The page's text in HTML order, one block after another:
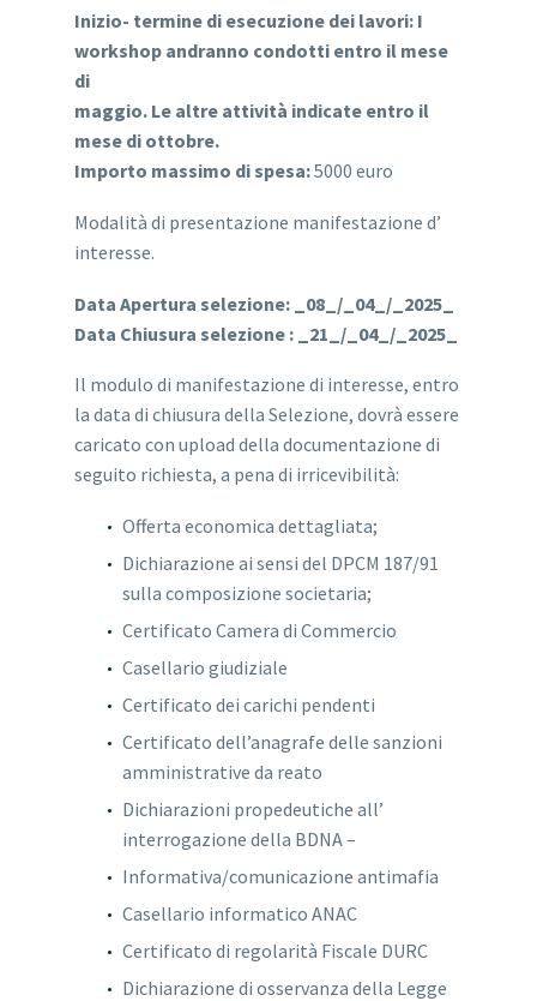
Inizio- termine di esecuzione dei lavori: I
workshop andranno condotti entro il mese
di
maggio. Le altre attività indicate entro il
mese di ottobre.
Importo massimo di spesa:5000 euro
Modalità di presentazione manifestazione d’
interesse.
Data Apertura selezione: _08_/_04_/_2025_
Data Chiusura selezione : _21_/_04_/_2025_
Il modulo di manifestazione di interesse, entro
la data di chiusura della Selezione, dovrà essere
caricato con upload della documentazione di
seguito richiesta, a pena di irricevibilità:
Offerta economica dettagliata;
Dichiarazione ai sensi del DPCM 187/91
sulla composizione societaria;
Certificato Camera di Commercio
Casellario giudiziale
Certificato dei carichi pendenti
Certificato dell’anagrafe delle sanzioni
amministrative da reato
Dichiarazioni propedeutiche all’
interrogazione della BDNA –
Informativa/comunicazione antimafia
Casellario informatico ANAC
Certificato di regolarità Fiscale DURC
Dichiarazione di osservanza della Legge